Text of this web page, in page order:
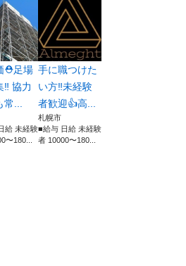
⛑️足場
‼️ 協力
...
給 未経験
〜180...
手に職つけた
い方‼️未経験
者歓迎👍高...
札幌市
■給与 日給 未経験
者 10000〜180...